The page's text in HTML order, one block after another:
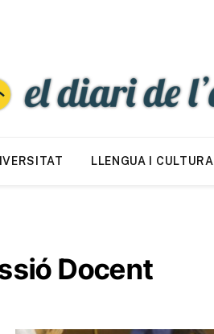
LLENGUA I CULTURA
Docent